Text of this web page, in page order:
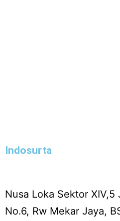
Indosurta
Nusa Loka Sektor XIV,5
No.6, Rw Mekar Jaya,